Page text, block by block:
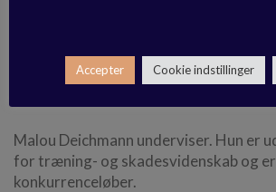
Sidst men ikke mindst kan du følge
en træningsapp til løb, fordi den
Malou Deichmann underviser. Hun er
for træning- og skadesvidenskab og
konkurrenceløber.
Accepter Cookie indstillinger